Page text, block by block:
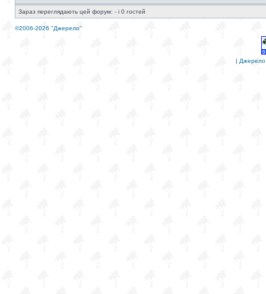
Зараз переглядають цей форум: - і 0 гостей
©2006-2026 "Джерело"
| Джерело